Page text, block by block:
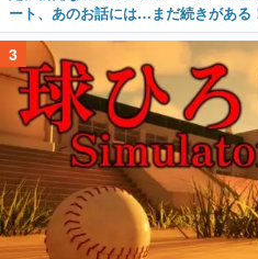
ート、あのお話には…まだ続きがある
3